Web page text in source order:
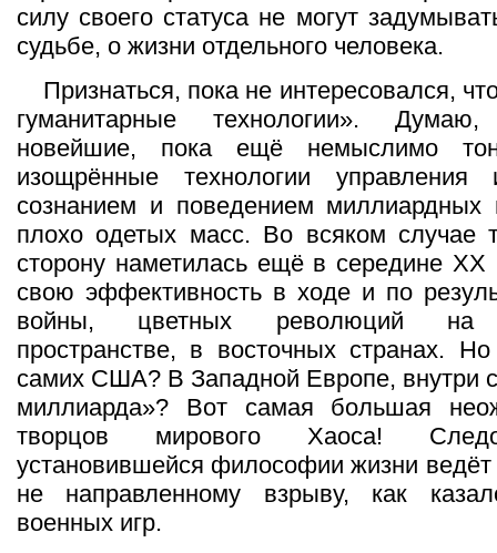
силу своего статуса не могут
судьбе, о жизни отдельного человека.
Признаться, пока не интересовался,
гуманитарные технологии».
новейшие, пока ещё немыслимо
изощрённые технологии управления
сознанием и поведением миллиардных
плохо одетых масс. Во всяком случае
сторону наметилась ещё в середине ХХ
свою эффективность в ходе и по
войны, цветных революций на
пространстве, в восточных странах.
самих США? В Западной Европе, внутри
миллиарда»? Вот самая большая
творцов мирового Хаоса!
установившейся философии жизни
не направленному взрыву, как
военных игр.